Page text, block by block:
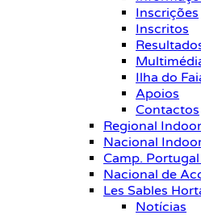
Inscrições
Inscritos
Ilha do
Apoios
Contactos
Regional
Nacional
Camp.
Nacional de
Les Sables
Notícias